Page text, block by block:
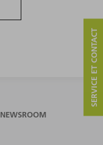
SERVICE ET CONTACT
NEWSROOM